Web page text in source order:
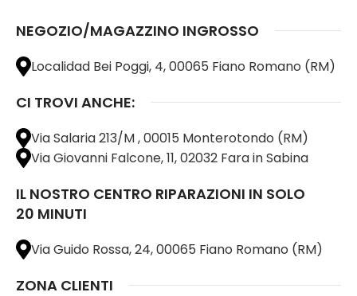
NEGOZIO/MAGAZZINO INGROSSO
Localidad Bei Poggi, 4, 00065 Fiano Romano (RM)
CI TROVI ANCHE:
Via Salaria 213/M , 00015 Monterotondo (RM)
Via Giovanni Falcone, 11, 02032 Fara in Sabina
IL NOSTRO CENTRO RIPARAZIONI IN SOLO
20 MINUTI
Via Guido Rossa, 24, 00065 Fiano Romano (RM)
ZONA CLIENTI